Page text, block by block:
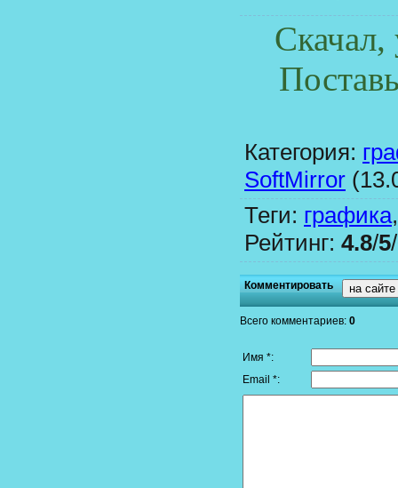
Скачал,
Категория:
SoftMirror
Теги: графика
Рейтинг: 4.8/5/
Комментировать на сайте
Всего комментариев: 0
Имя *:
Email *: